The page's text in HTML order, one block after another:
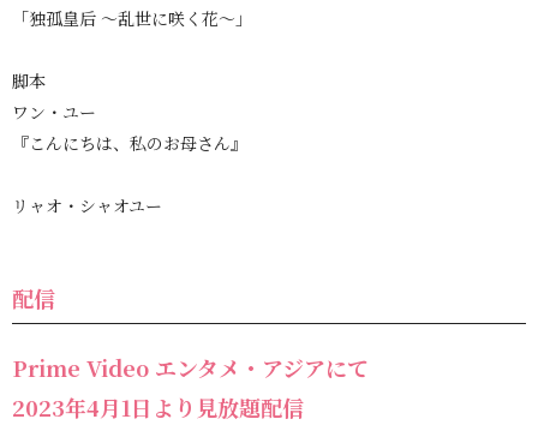
「独孤皇后 〜乱世に咲く花〜」
脚本
ワン・ユー
『こんにちは、私のお母さん』
リャオ・シャオユー
配信
Prime Video エンタメ・アジアにて
2023年4月1日より見放題配信